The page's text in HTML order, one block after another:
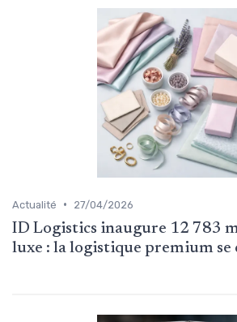
Actualité • 27/04/2026
ID Logistics inaugure 12 783
luxe : la logistique premium se